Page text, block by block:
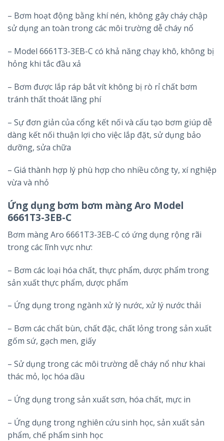
– Bơm hoạt động bằng khí nén, không gây cháy chập
sử dụng an toàn trong các môi trường dễ cháy nổ
– Model 6661T3-3EB-C có khả năng chạy khô, không bị
hỏng khi tắc đầu xả
– Bơm được lắp ráp bắt vít không bị rò rỉ chất bơm
tránh thất thoát lãng phí
– Sự đơn giản của cổng kết nối và cấu tạo bơm giúp dễ
dàng kết nối thuận lợi cho việc lắp đặt, sử dụng bảo
dưỡng, sửa chữa
– Giá thành hợp lý phù hợp cho nhiều công ty, xí nghiệp
vừa và nhỏ
Ứng dụng bơm bơm màng Aro Model
6661T3-3EB-C
Bơm màng Aro 6661T3-3EB-C có ứng dụng rộng rãi
trong các lĩnh vực như:
– Bơm các loại hóa chất, thực phẩm, dược phẩm trong
sản xuất thực phẩm, dược phẩm
– Ứng dụng trong ngành xử lý nước, xử lý nước thải
– Bơm các chất bùn, chất đặc, chất lỏng trong sản xuất
gốm sứ, gạch men, giấy
– Sử dụng trong các môi trường dễ cháy nổ như khai
thác mỏ, lọc hóa dầu
– Ứng dụng trong sản xuất sơn, hóa chất, mực in
– Ứng dụng trong nghiên cứu sinh học, sản xuất sản
phẩm, chế phẩm sinh học